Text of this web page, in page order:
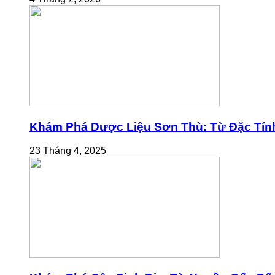
Khám Phá Dược Liệu Sơn Thù: Từ Đặc
23 Tháng 4, 2025